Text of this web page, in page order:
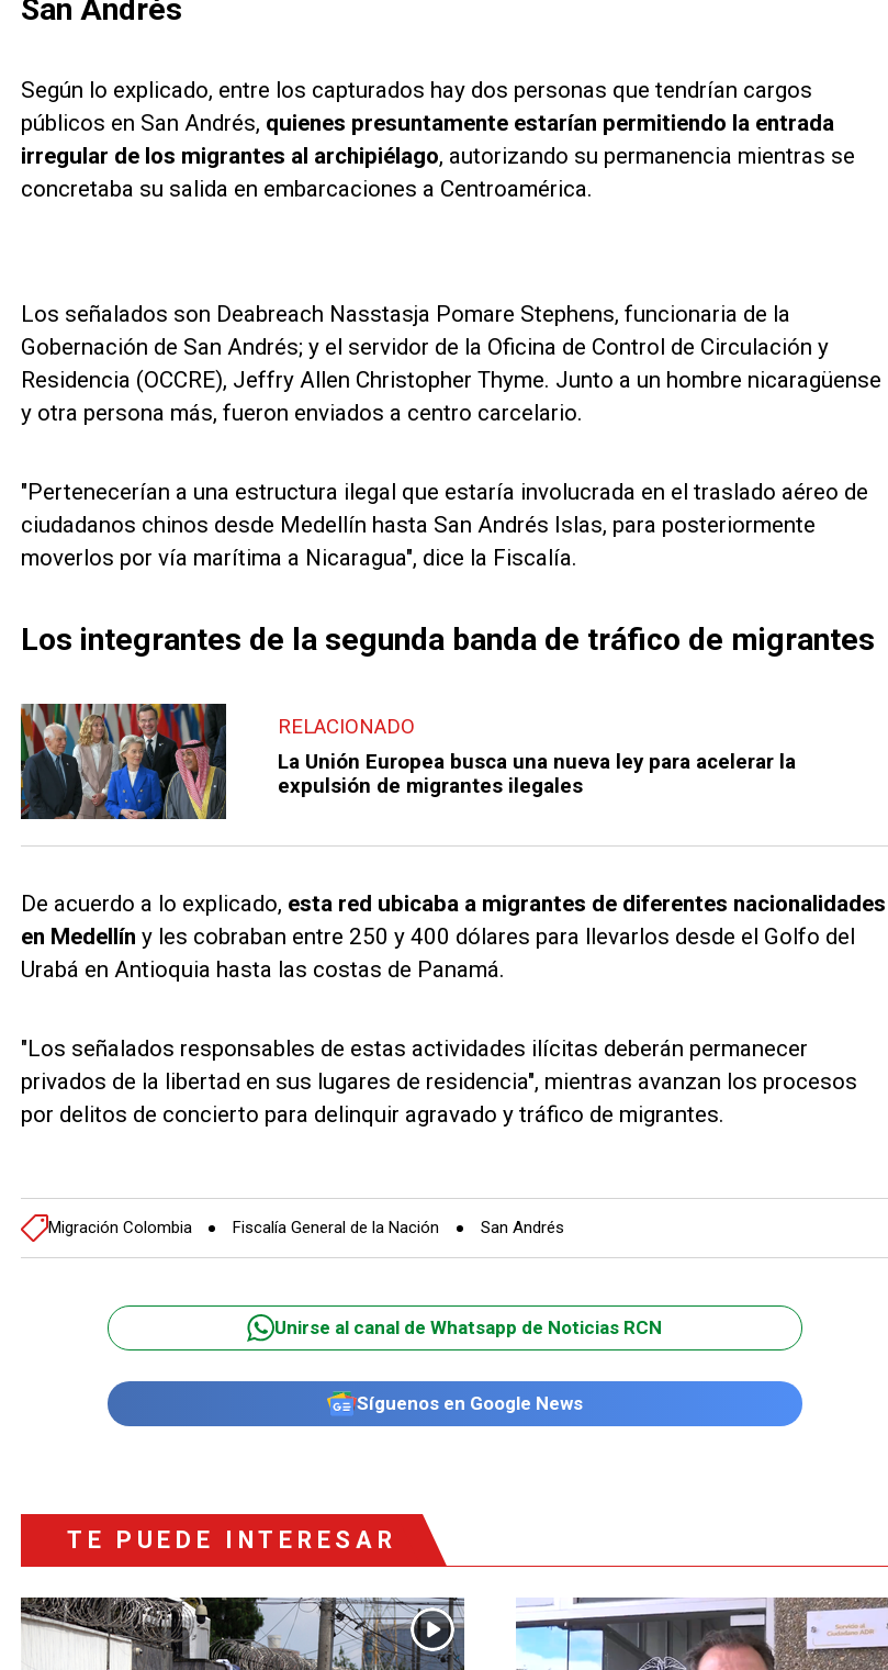
San Andrés
Según lo explicado, entre los capturados hay dos personas que tendrían cargos
públicos en San Andrés, quienes presuntamente estarían permitiendo la entrada
irregular de los migrantes al archipiélago, autorizando su permanencia mientras se
concretaba su salida en embarcaciones a Centroamérica.
Los señalados son Deabreach Nasstasja Pomare Stephens, funcionaria de la
Gobernación de San Andrés; y el servidor de la Oficina de Control de Circulación y
Residencia (OCCRE), Jeffry Allen Christopher Thyme. Junto a un hombre nicaragüense
y otra persona más, fueron enviados a centro carcelario.
"Pertenecerían a una estructura ilegal que estaría involucrada en el traslado aéreo de
ciudadanos chinos desde Medellín hasta San Andrés Islas, para posteriormente
moverlos por vía marítima a Nicaragua", dice la Fiscalía.
Los integrantes de la segunda banda de tráfico de migrantes
RELACIONADO
La Unión Europea busca una nueva ley para acelerar la
expulsión de migrantes ilegales
De acuerdo a lo explicado, esta red ubicaba a migrantes de diferentes nacionalidades
en Medellín y les cobraban entre 250 y 400 dólares para llevarlos desde el Golfo del
Urabá en Antioquia hasta las costas de Panamá.
"Los señalados responsables de estas actividades ilícitas deberán permanecer
privados de la libertad en sus lugares de residencia", mientras avanzan los procesos
por delitos de concierto para delinquir agravado y tráfico de migrantes.
Migración Colombia Fiscalía General de la Nación San Andrés
Unirse al canal de Whatsapp de Noticias RCN
Síguenos en Google News
TE PUEDE INTERESAR